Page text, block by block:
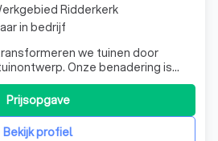
we tuinen door
Onze benadering is
naar ruimtes en ontwerpen met
diversiteit, duurzaamheid en
zijn niet alleen visueel
functioneel
Bekijk profiel
Prijsopgave
Ridderkerk
in bedrijf